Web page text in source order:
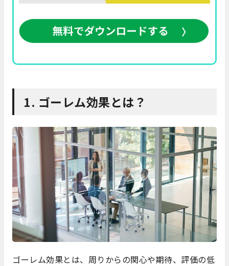
1. ゴーレム効果とは？
ゴーレム効果とは、周りからの関心や期待、評価の低